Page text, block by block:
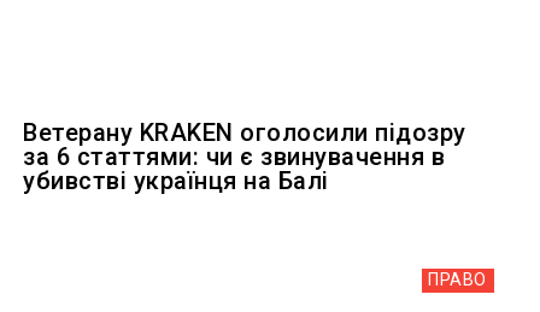
Ветерану KRAKEN оголосили підозру
за 6 статтями: чи є звинувачення в
убивстві українця на Балі
ПРАВО